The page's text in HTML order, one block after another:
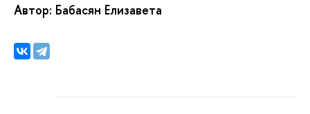
Автор: Бабасян Елизавета